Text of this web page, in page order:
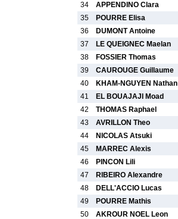
34
APPENDINO Clara
35
POURRE Elisa
36
DUMONT Antoine
37
LE QUEIGNEC Maelan
38
FOSSIER Thomas
39
CAUROUGE Guillaume
40
KHAM-NGUYEN Nathan
41
EL BOUAJAJI Moad
42
THOMAS Raphael
43
AVRILLON Theo
44
NICOLAS Atsuki
45
MARREC Alexis
46
PINCON Lili
47
RIBEIRO Alexandre
48
DELL'ACCIO Lucas
49
POURRE Mathis
50
AKROUR NOEL Leon